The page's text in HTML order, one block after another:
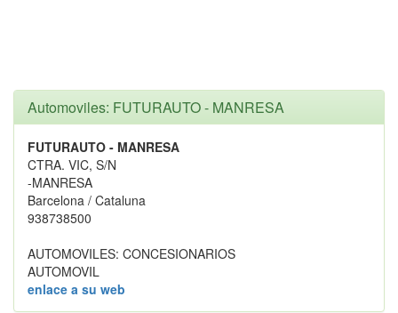
Automoviles: FUTURAUTO - MANRESA
FUTURAUTO - MANRESA
CTRA. VIC, S/N
-MANRESA
Barcelona / Cataluna
938738500
AUTOMOVILES: CONCESIONARIOS
AUTOMOVIL
enlace a su web